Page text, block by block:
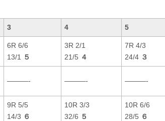
3 4 5
6R 6/6
13/1
５
3R 2/1
21/5 ４
7R 4/3
24/4 ３
———- ———- ———-
9R 5/5
14/3 ６
10R 3/3
32/6 ５
10R 6/6
28/5 ６